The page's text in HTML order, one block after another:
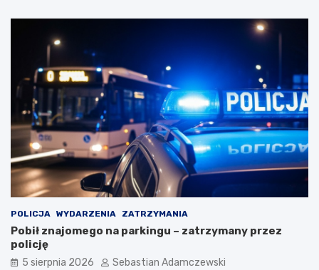
POLICJA WYDARZENIA ZATRZYMANIA
Pobił znajomego na parkingu – zatrzymany przez
policję
5 sierpnia 2026 Sebastian Adamczewski